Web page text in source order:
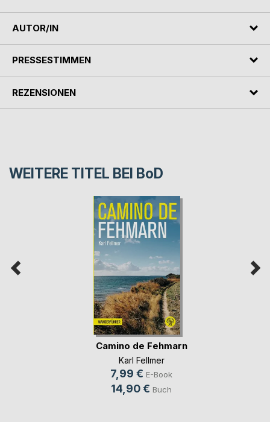
AUTOR/IN
PRESSESTIMMEN
REZENSIONEN
WEITERE TITEL BEI BoD
Camino de Fehmarn
Karl Fellmer
7,99 € E-Book
14,90 € Buch